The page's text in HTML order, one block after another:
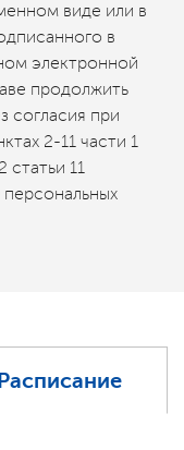
виде или в
в
электронной
продолжить
согласия при
2-11 части 1
статьи 11